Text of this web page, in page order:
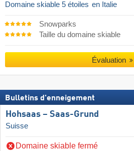
Domaine skiable 5 étoiles en Italie
Snowparks
Taille du domaine skiable
Évaluation
Bulletins d'enneigement
Hohsaas – Saas-Grund
Suisse
Domaine skiable fermé